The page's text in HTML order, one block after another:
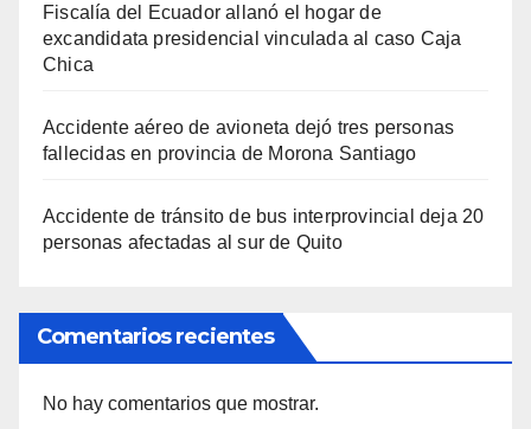
Fiscalía del Ecuador allanó el hogar de
excandidata presidencial vinculada al caso Caja
Chica
Accidente aéreo de avioneta dejó tres personas
fallecidas en provincia de Morona Santiago
Accidente de tránsito de bus interprovincial deja 20
personas afectadas al sur de Quito
Comentarios recientes
No hay comentarios que mostrar.